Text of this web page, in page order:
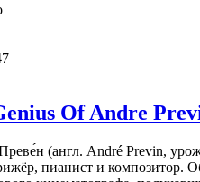
Of Andre
(англ. André Previn,
пианист и композитор.